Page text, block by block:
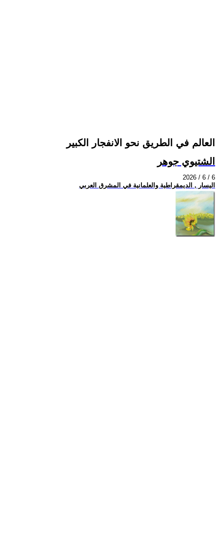
العالم في الطريق نحو الانفجار الكبير
الشتيوي جوهر
2026 / 6 / 6
اليسار , الديمقراطية والعلمانية في المشرق العربي